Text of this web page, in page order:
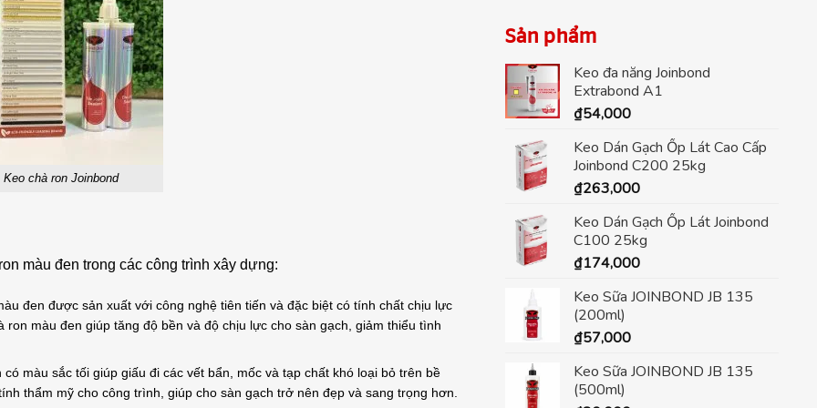
Keo chà ron Joinbond
màu đen trong các công trình xây dựng:
đen được sản xuất với công nghệ tiên tiến và đặc biệt có tính chất chịu lực
màu đen giúp tăng độ bền và độ chịu lực cho sàn gạch, giảm thiểu tình
màu sắc tối giúp giấu đi các vết bẩn, mốc và tạp chất khó loại bỏ trên bề
thẩm mỹ cho công trình, giúp cho sàn gạch trở nên đẹp và sang trọng hơn.
Sản phẩm
Keo đa năng Joinbond
Extrabond A1
₫54,000
Keo Dán Gạch Ốp Lát Cao Cấp
Joinbond C200 25kg
₫263,000
Keo Dán Gạch Ốp Lát Joinbond
C100 25kg
₫174,000
Keo Sữa JOINBOND JB 135
(200ml)
₫57,000
Keo Sữa JOINBOND JB 135
(500ml)